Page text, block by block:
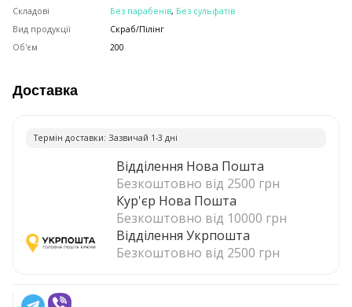
Складові
Без парабенів, Без сульфатів
Вид продукції
Скраб/Пілінг
Об'єм
200
Доставка
Термiн доставки: Зазвичай 1-3 днi
Відділення Нова Пошта
Безкоштовно від 2500 грн
Кур'єр Нова Пошта
Безкоштовно від 10000 грн
Відділення Укрпошта
Безкоштовно від 2500 грн